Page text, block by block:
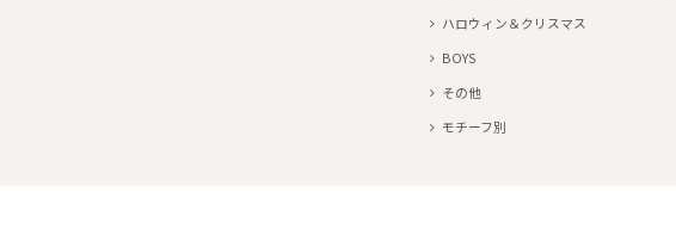
ハロウィン＆クリスマス
BOYS
その他
モチーフ別